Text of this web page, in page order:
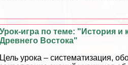
Урок-игра по теме: "История и
Древнего Востока"
Цель урока – систематизация,